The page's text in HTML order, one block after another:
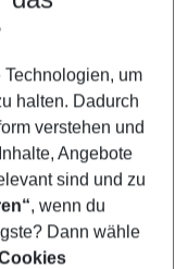
um
halten. Dadurch
verstehen und
Angebote
sind und zu
, wenn du
Dann wähle